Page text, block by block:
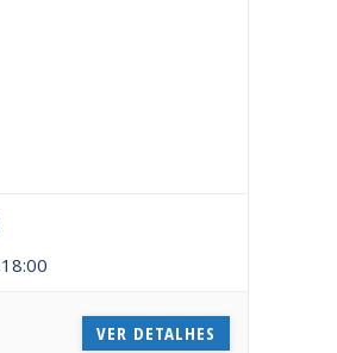
18:00
VER DETALHES